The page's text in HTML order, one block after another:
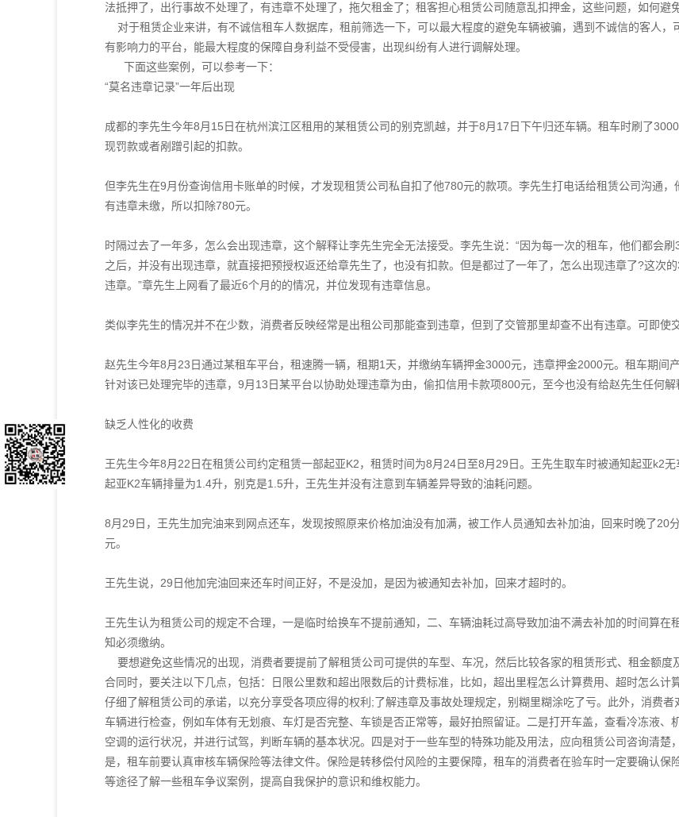
法抵押了，出行事故不处理了，有违章不处理了，拖欠租金了；租客担心租赁公司随意乱扣押金，这些问题，如何避免
对于租赁企业来讲，有不诚信租车人数据库，租前筛选一下，可以最大程度的避免车辆被骗，遇到不诚信的客人
有影响力的平台，能最大程度的保障自身利益不受侵害，出现纠纷有人进行调解处理。
下面这些案例，可以参考一下：
“莫名违章记录”一年后出现
成都的李先生今年8月15日在杭州滨江区租用的某租赁公司的别克凯越，并于8月17日下午归还车辆。租车时刷了
现罚款或者剐蹭引起的扣款。
但李先生在9月份查询信用卡账单的时候，才发现租赁公司私自扣了他780元的款项。李先生打电话给租赁公司沟通
有违章未缴，所以扣除780元。
时隔过去了一年多，怎么会出现违章，这个解释让李先生完全无法接受。李先生说：“因为每一次的租车，他们都会
之后，并没有出现违章，就直接把预授权返还给章先生了，也没有扣款。但是都过了一年了，怎么出现违章了?这次
违章。”章先生上网看了最近6个月的的情况，并位发现有违章信息。
类似李先生的情况并不在少数，消费者反映经常是出租公司那能查到违章，但到了交管那里却查不出有违章。可即使
赵先生今年8月23日通过某租车平台，租速腾一辆，租期1天，并缴纳车辆押金3000元，违章押金2000元。租车期间
针对该已处理完毕的违章，9月13日某平台以协助处理违章为由，偷扣信用卡款项800元，至今也没有给赵先生任何解
缺乏人性化的收费
王先生今年8月22日在租赁公司约定租赁一部起亚K2，租赁时间为8月24日至8月29日。王先生取车时被通知起亚k2
起亚K2车辆排量为1.4升，别克是1.5升，王先生并没有注意到车辆差异导致的油耗问题。
8月29日，王先生加完油来到网点还车，发现按照原来价格加油没有加满，被工作人员通知去补加油，回来时晚了20
元。
王先生说，29日他加完油回来还车时间正好，不是没加，是因为被通知去补加，回来才超时的。
王先生认为租赁公司的规定不合理，一是临时给换车不提前通知，二、车辆油耗过高导致加油不满去补加的时间算
知必须缴纳。
要想避免这些情况的出现，消费者要提前了解租赁公司可提供的车型、车况，然后比较各家的租赁形式、租金额
合同时，要关注以下几点，包括：日限公里数和超出限数后的计费标准，比如，超出里程怎么计算费用、超时怎么计
仔细了解租赁公司的承诺，以充分享受各项应得的权利;了解违章及事故处理规定，别糊里糊涂吃了亏。此外，消费
车辆进行检查，例如车体有无划痕、车灯是否完整、车锁是否正常等，最好拍照留证。二是打开车盖，查看冷冻液、
空调的运行状况，并进行试驾，判断车辆的基本状况。四是对于一些车型的特殊功能及用法，应向租赁公司咨询清
是，租车前要认真审核车辆保险等法律文件。保险是转移偿付风险的主要保障，租车的消费者在验车时一定要确认
等途径了解一些租车争议案例，提高自我保护的意识和维权能力。